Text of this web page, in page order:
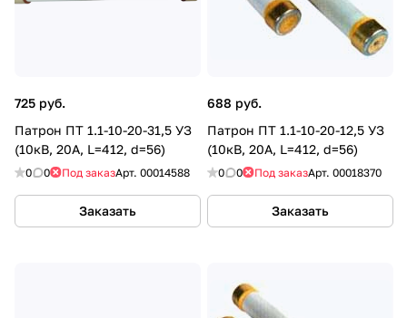
725 руб.
Патрон ПТ 1.1-10-20-31,5 УЗ
(10кВ, 20А, L=412, d=56)
0 0 Под заказАрт. 00014588
Заказать
688 руб.
Патрон ПТ 1.1-10-20-12,5 УЗ
(10кВ, 20А, L=412, d=56)
0 0 Под заказАрт. 00018370
Заказать